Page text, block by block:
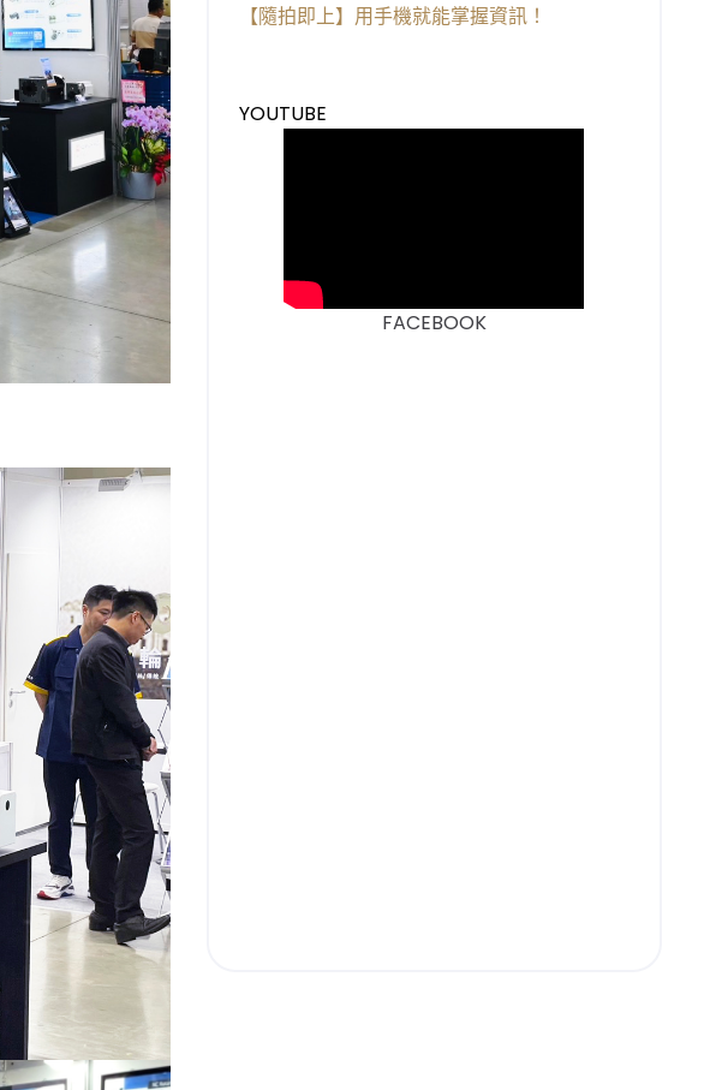
【隨拍即上】用手機就能掌握資訊！
YOUTUBE
FACEBOOK